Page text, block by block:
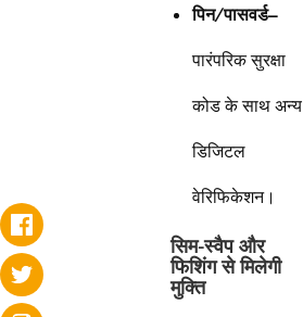
पिन/पासवर्ड–
पारंपरिक सुरक्षा
कोड के साथ अन्य
डिजिटल
वेरिफिकेशन।
सिम-स्वैप और
फिशिंग से मिलेगी
मुक्ति